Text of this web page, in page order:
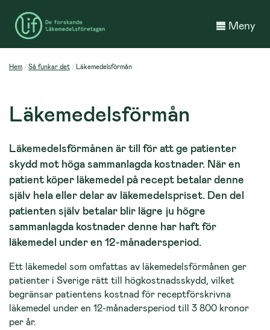
Meny
Hem Så funkar det Läkemedelsförmån
Läkemedelsförmån
Läkemedelsförmånen är till för att ge patienter
skydd mot höga sammanlagda kostnader. När en
patient köper läkemedel på recept betalar denne
själv hela eller delar av läkemedelspriset. Den del
patienten själv betalar blir lägre ju högre
sammanlagda kostnader denne har haft för
läkemedel under en 12-månadersperiod.
Ett läkemedel som omfattas av läkemedelsförmånen ger
patienter i Sverige rätt till högkostnadsskydd, vilket
begränsar patientens kostnad för receptförskrivna
läkemedel under en 12-månadersperiod till 3 800 kronor
per år.